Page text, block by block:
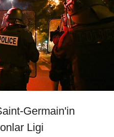
Germain'in
Ligi